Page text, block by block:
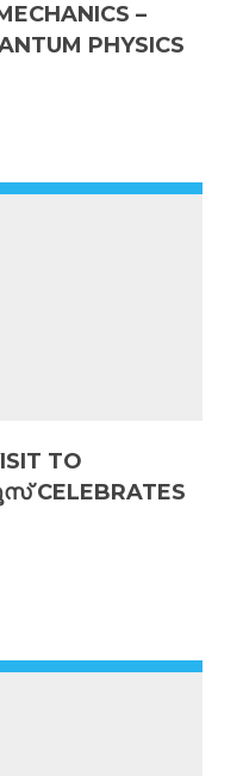
–
PHYSICS
TO
CELEBRATES